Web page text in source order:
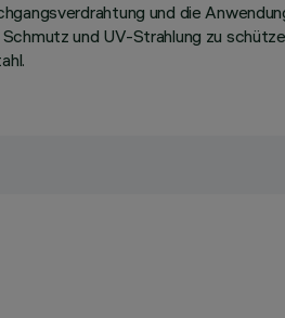
und die
und UV-Strahlung zu